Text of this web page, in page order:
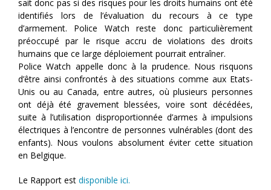
sait donc pas si des risques pour les droits humains ont été
identifiés lors de l’évaluation du recours à ce type
d’armement. Police Watch reste donc particulièrement
préoccupé par le risque accru de violations des droits
humains que ce large déploiement pourrait entraîner.
Police Watch appelle donc à la prudence. Nous risquons
d’être ainsi confrontés à des situations comme aux Etats-
Unis ou au Canada, entre autres, où plusieurs personnes
ont déjà été gravement blessées, voire sont décédées,
suite à l’utilisation disproportionnée d’armes à impulsions
électriques à l’encontre de personnes vulnérables (dont des
enfants). Nous voulons absolument éviter cette situation
en Belgique.
Le Rapport est disponible ici.